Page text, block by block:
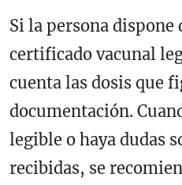
Si la persona dispone
certificado vacunal
cuenta las dosis que
documentación.
legible o haya dudas
recibidas, se